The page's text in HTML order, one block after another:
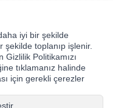
iyi bir şekilde
toplanıp işlenir.
Gizlilik Politikamızı
tıklamanız halinde
için gerekli çerezler